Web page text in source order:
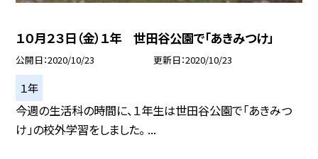
１０月２３日（金）１年 世田谷公園で「あきみつけ」
公開日 2020/10/23 更新日 2020/10/23
１年
今週の生活科の時間に、１年生は世田谷公園で「あきみつ
け」の校外学習をしました。 ...